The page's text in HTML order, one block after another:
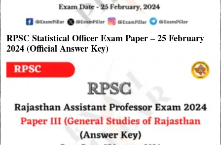
RPSC Statistical Officer Exam Paper – 25 February
2024 (Official Answer Key)